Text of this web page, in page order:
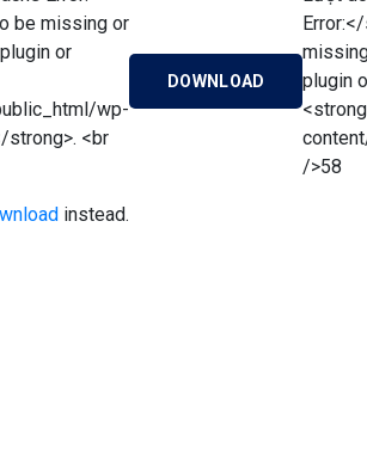
be missing or
or
wp-
strong>. <br
DOWNLOAD
plugin
/>58
instead.